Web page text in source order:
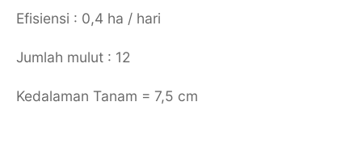
Efisiensi : 0,4 ha / hari
Jumlah mulut : 12
Kedalaman Tanam = 7,5 cm